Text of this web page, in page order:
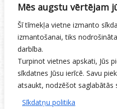
Mēs augstu vērtējam
Šī tīmekļa vietne izmanto
izmantošanai, tiks
darbība.
Turpinot vietnes apskati, Jūs
sīkdatnes Jūsu ierīcē. Savu
atsaukt, nodzēšot saglabātās
Sīkdatņu politika
Piekļūstamības paziņojums
Sīkdatņu izmantošana
Privātuma politika
Ētikas kodekss